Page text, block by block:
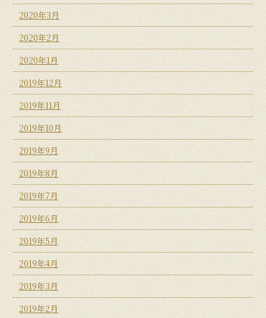
2020年3月
2020年2月
2020年1月
2019年12月
2019年11月
2019年10月
2019年9月
2019年8月
2019年7月
2019年6月
2019年5月
2019年4月
2019年3月
2019年2月